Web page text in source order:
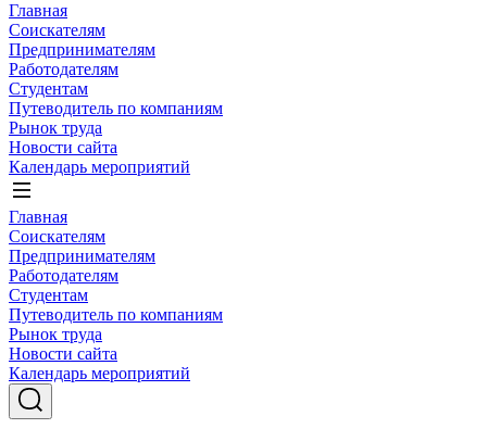
Главная
Соискателям
Предпринимателям
Работодателям
Студентам
Путеводитель по компаниям
Рынок труда
Новости сайта
Календарь мероприятий
Главная
Соискателям
Предпринимателям
Работодателям
Студентам
Путеводитель по компаниям
Рынок труда
Новости сайта
Календарь мероприятий